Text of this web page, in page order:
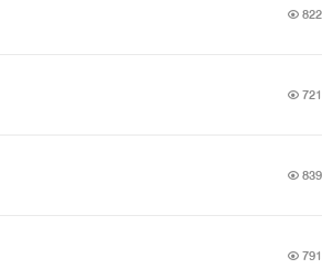
สาวน้อยผู้ดูเเลคุณย่า ที่ (ดูเหมื
เรื่องชวนมึนเข้าไปอีก เมื่อเข
822
721
839
791